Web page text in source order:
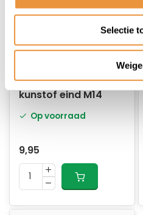
Selectie
Zuigerstop met
kunstof eind M14
Op voorraad
9,95